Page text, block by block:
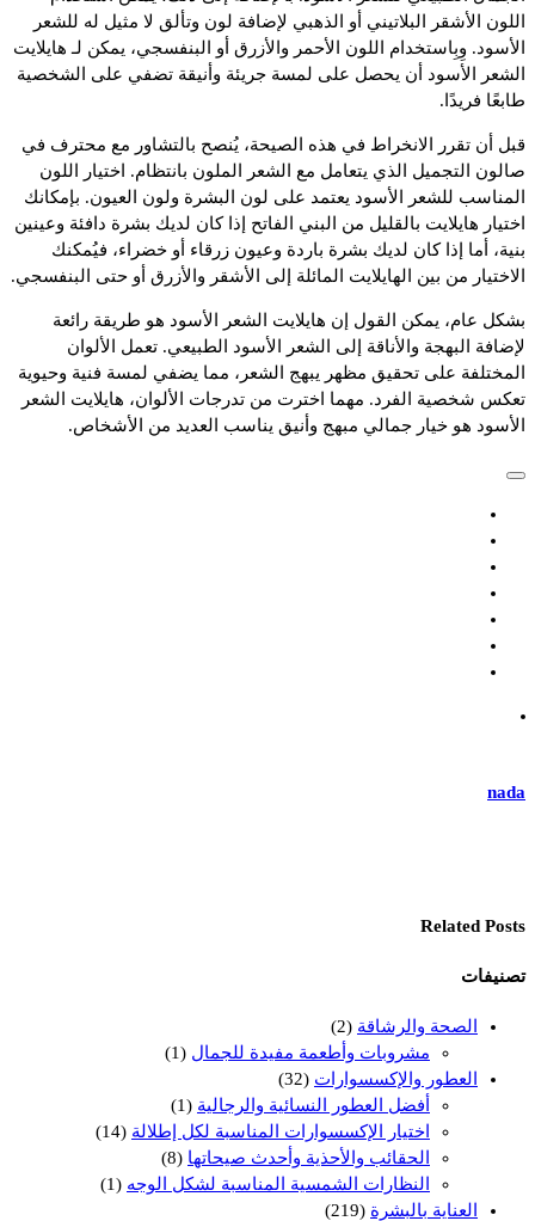
اللون الأشقر البلاتيني أو الذهبي لإضافة لون وتألق لا مثيل له للشعر
الأسود. وِبِاستخدام اللون الأحمر والأزرق أو البنفسجي، يمكن لـ هايلايت
الشعر الأسود أن يحصل على لمسة جريئة وأنيقة تضفي على الشخصية
طابعًا فريدًا.
قبل أن تقرر الانخراط في هذه الصيحة، يُنصح بالتشاور مع محترف في
صالون التجميل الذي يتعامل مع الشعر الملون بانتظام. اختيار اللون
المناسب للشعر الأسود يعتمد على لون البشرة ولون العيون. بإمكانك
اختيار هايلايت بالقليل من البني الفاتح إذا كان لديك بشرة دافئة وعينين
بنية، أما إذا كان لديك بشرة باردة وعيون زرقاء أو خضراء، فيُمكنك
الاختيار من بين الهايلايت المائلة إلى الأشقر والأزرق أو حتى البنفسجي.
بشكل عام، يمكن القول إن هايلايت الشعر الأسود هو طريقة رائعة
لإضافة البهجة والأناقة إلى الشعر الأسود الطبيعي. تعمل الألوان
المختلفة على تحقيق مظهر يبهج الشعر، مما يضفي لمسة فنية وحيوية
تعكس شخصية الفرد. مهما اخترت من تدرجات الألوان، هايلايت الشعر
الأسود هو خيار جمالي مبهج وأنيق يناسب العديد من الأشخاص.
nada
Related Posts
تصنيفات
الصحة والرشاقة (2)
مشروبات وأطعمة مفيدة للجمال (1)
العطور والإكسسوارات (32)
أفضل العطور النسائية والرجالية (1)
اختيار الإكسسوارات المناسبة لكل إطلالة (14)
الحقائب والأحذية وأحدث صيحاتها (8)
النظارات الشمسية المناسبة لشكل الوجه (1)
العناية بالبشرة (219)